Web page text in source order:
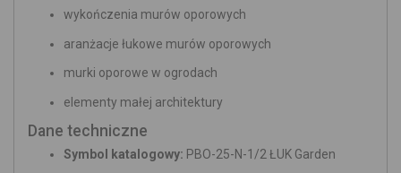
wykończenia murów oporowych
aranżacje łukowe murów oporowych
murki oporowe w ogrodach
elementy małej architektury
Dane techniczne
Symbol katalogowy: PBO-25-N-1/2 ŁUK Garden